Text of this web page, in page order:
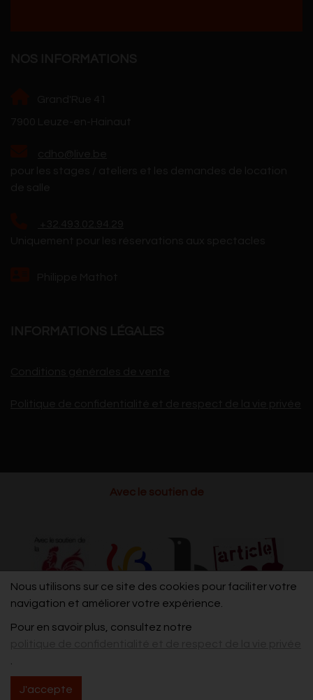
Nous utilisons sur ce site des cookies pour faciliter votre
navigation et améliorer votre expérience.
Pour en savoir plus, consultez notre
J'accepte
Avec le soutien de